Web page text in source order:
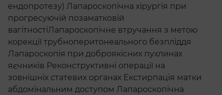
ендопротезу) Лапароскопічна хірургія при
прогресуючій позаматковій
вагітностіЛапароскопічне втручання з метою
корекції трубноперитонеального безпліддя
Лапароскопія при доброякісних пухлинах
яєчників Реконструктивні операції на
зовнішніх статевих органах Екстирпація матки
абдомінальним доступом Лапароскопічна